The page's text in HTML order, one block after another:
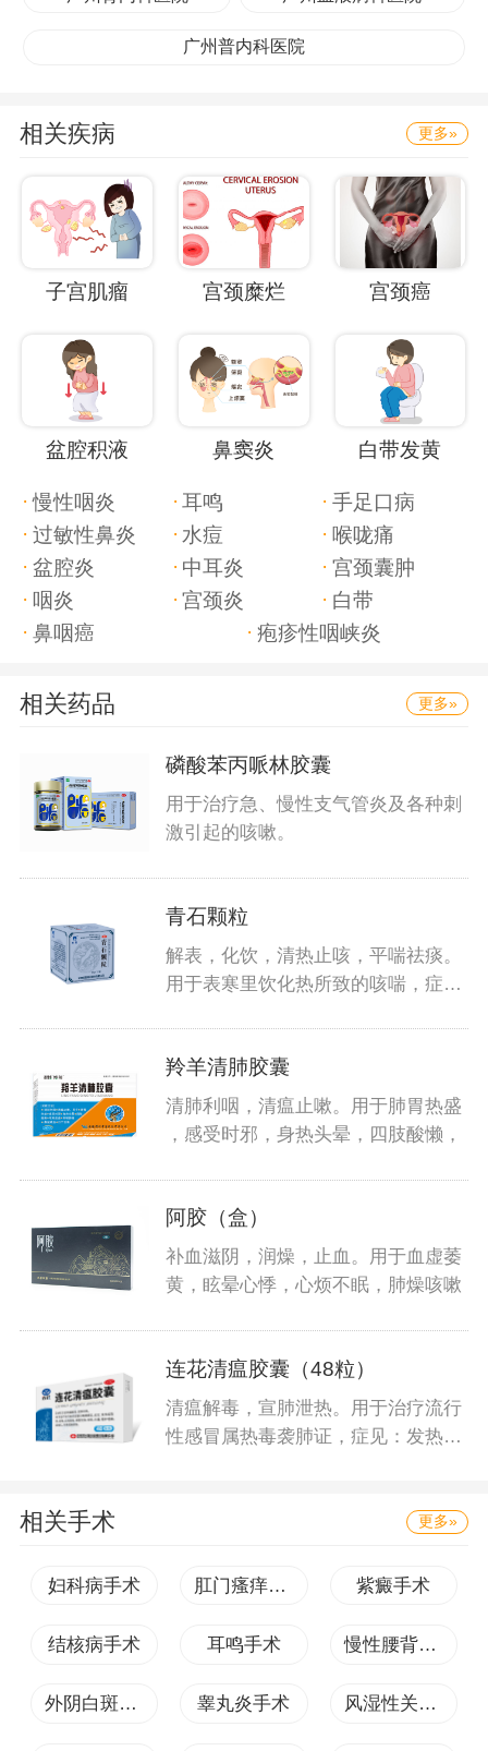
广州普内科医院
相关疾病 更多»
子宫肌瘤 宫颈糜烂 宫颈癌
盆腔积液 鼻窦炎 白带发黄
慢性咽炎 耳鸣
手足口病
过敏性鼻炎
水痘
喉咙痛
盆腔炎
中耳炎
宫颈囊肿
咽炎
宫颈炎
白带
鼻咽癌
疱疹性咽峡炎
相关药品 更多»
磷酸苯丙哌林胶囊
用于治疗急、慢性支气管炎及各种刺
激引起的咳嗽。
青石颗粒
解表，化饮，清热止咳，平喘祛痰。
用于表寒里饮化热所致的咳喘，症见
羚羊清肺胶囊
清肺利咽，清瘟止嗽。用于肺胃热盛
，感受时邪，身热头晕，四肢酸懒，
阿胶（盒）
补血滋阴，润燥，止血。用于血虚萎
黄，眩晕心悸，心烦不眠，肺燥咳嗽
连花清瘟胶囊（48粒）
清瘟解毒，宣肺泄热。用于治疗流行
性感冒属热毒袭肺证，症见：发热或
相关手术 更多»
妇科病手术 肛门瘙痒手术 紫癜手术
结核病手术 耳鸣手术 慢性腰背痛手术
外阴白斑手术 睾丸炎手术 风湿性关节炎手术